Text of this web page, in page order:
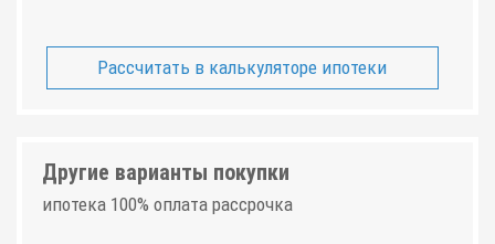
Рассчитать в калькуляторе ипотеки
Другие варианты покупки
ипотека 100% оплата рассрочка